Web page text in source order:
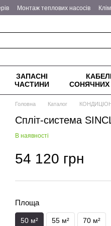
Монтаж теплових насосів
ЗАПАСНІ
ЧАСТИНИ
СОНЯЧНИХ
Головна Каталог
Спліт-система
В наявності
54 120 грн
Площа
50 м² 55 м² 70 м²